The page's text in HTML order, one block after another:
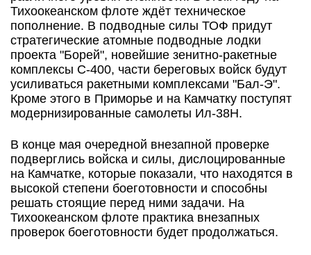
Тихоокеанском флоте ждёт техническое
пополнение. В подводные силы ТОФ придут
стратегические атомные подводные лодки
проекта "Борей", новейшие зенитно-ракетные
комплексы С-400, части береговых войск будут
усиливаться ракетными комплексами "Бал-Э".
Кроме этого в Приморье и на Камчатку поступят
модернизированные самолеты Ил-38Н.
В конце мая очередной внезапной проверке
подверглись войска и силы, дислоцированные
на Камчатке, которые показали, что находятся в
высокой степени боеготовности и способны
решать стоящие перед ними задачи. На
Тихоокеанском флоте практика внезапных
проверок боеготовности будет продолжаться.